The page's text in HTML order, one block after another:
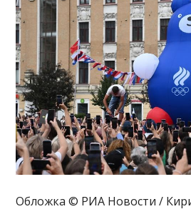
Обложка © РИА Новости /